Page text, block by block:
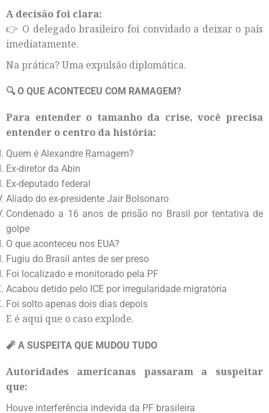
A decisão foi clara:
👉 O delegado brasileiro foi convidado a deixar o país
imediatamente.
Na prática? Uma expulsão diplomática.
🔍 O QUE ACONTECEU COM RAMAGEM?
Para entender o tamanho da crise, você precisa
entender o centro da história:
Quem é Alexandre Ramagem?
Ex-diretor da Abin
Ex-deputado federal
Aliado do ex-presidente Jair Bolsonaro
Condenado a 16 anos de prisão no Brasil por tentativa de
golpe
O que aconteceu nos EUA?
Fugiu do Brasil antes de ser preso
Foi localizado e monitorado pela PF
Acabou detido pelo ICE por irregularidade migratória
Foi solto apenas dois dias depois
E é aqui que o caso explode.
🧨 A SUSPEITA QUE MUDOU TUDO
Autoridades americanas passaram a suspeitar
que:
Houve interferência indevida da PF brasileira